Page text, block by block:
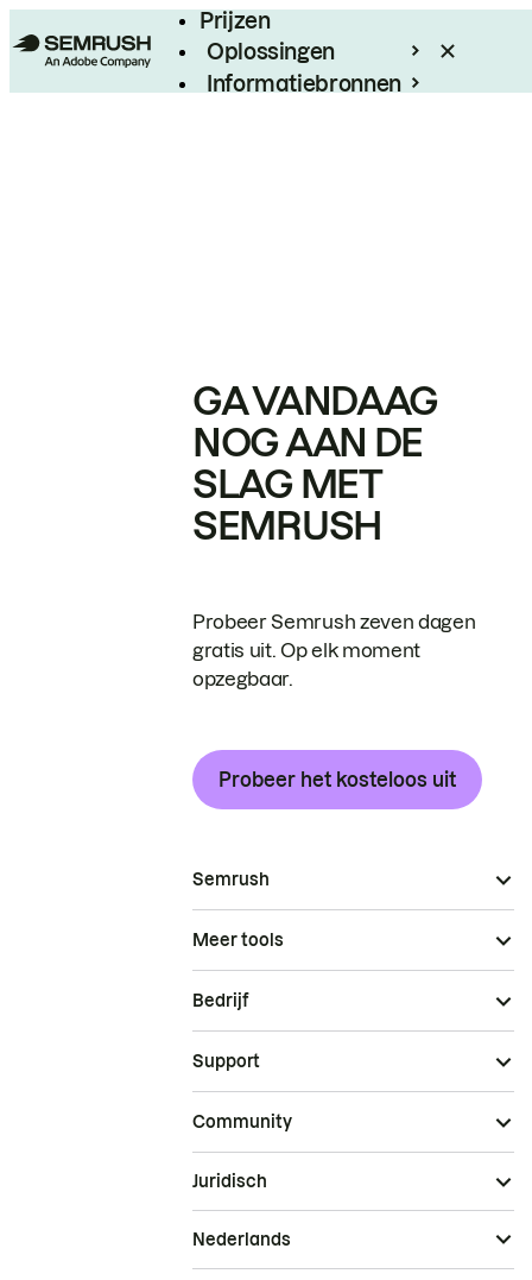
Prijzen
Oplossingen
Informatiebronnen
GA VANDAAG
NOG AAN DE
SLAG MET
SEMRUSH
Probeer Semrush zeven dagen
gratis uit. Op elk moment
opzegbaar.
Probeer het kosteloos uit
Semrush
Meer tools
Bedrijf
Support
Community
Juridisch
Nederlands